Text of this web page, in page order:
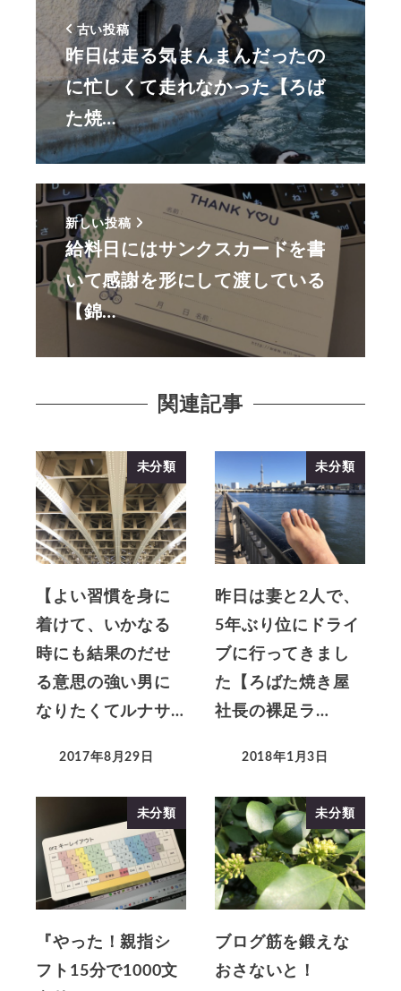
古い投稿
昨日は走る気まんまんだったの
に忙しくて走れなかった【ろば
た焼…
新しい投稿
給料日にはサンクスカードを書
いて感謝を形にして渡している
【錦…
関連記事
未分類
【よい習慣を身に
着けて、いかなる
時にも結果のだせ
る意思の強い男に
なりたくてルナサ…
2017年8月29日
未分類
昨日は妻と2人で、
5年ぶり位にドライ
ブに行ってきまし
た【ろばた焼き屋
社長の裸足ラ…
2018年1月3日
未分類
『やった！親指シ
フト15分で1000文
未分類
ブログ筋を鍛えな
おさないと！